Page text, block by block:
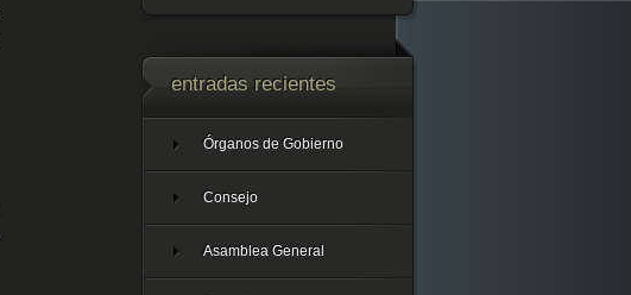
entradas recientes
Órganos de Gobierno
Consejo
Asamblea General